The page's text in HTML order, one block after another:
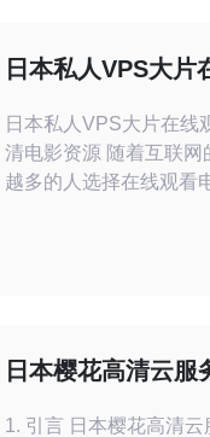
日本私人VPS大片
日本私人VPS大片在线
清电影资源 随着互联网的普及，越来
越多的人选择在线观看
片在线观看的魅力吧！ 日本私人VPS
提供的电影资源都是高
日本樱花高清云服
1. 引言 日本樱花高清云服务器因其高